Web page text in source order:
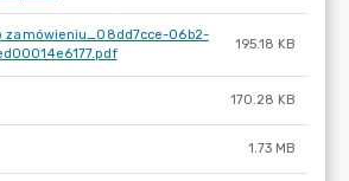
zamówieniu_08dd7cce-06b2-
195.18 KB
170.28 KB
1.73 MB